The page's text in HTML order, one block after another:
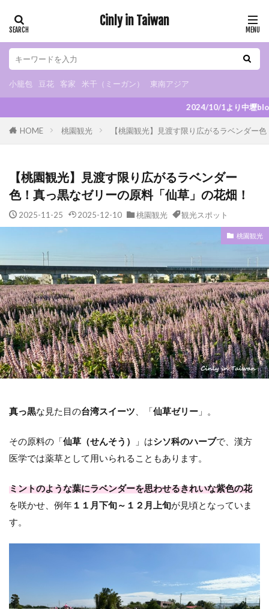
Cinly in Taiwan
小籠包 豆花 客家 米干（ミーガン） 東南アジア
2024/10/1より中壢blogスタート！ 記事のリクエスト
HOME 桃園観光 【桃園観光】見渡す限り広がるラベンダー
【桃園観光】見渡す限り広がるラベンダー
色！真っ黒なゼリーの原料「仙草」の花畑！
2025-11-25 2025-12-10 桃園観光 観光スポット
桃園観光
真っ黒な見た目の台湾スイーツ 、「仙草ゼリー 」。
その原料の「仙草（せんそう） 」はシソ科のハーブで、漢方
医学では薬草として用いられることもあります。
ミントのような葉にラベンダーを思わせるきれいな紫色の花
を咲かせ、例年 １１月下旬～１２月上旬が見頃となっていま
す。
カテゴリー
タグ
カフェ
夜市 マッサージ
豆花
観光スポット
観光工場
日式宿舎
異国料理
ベトナム料理
タイ料理
インドネシア料理
ドリンクスタンド
チェーンストア
お土産
客家
ホテル
交通アクセス
コインロッカー
基本情報
検索